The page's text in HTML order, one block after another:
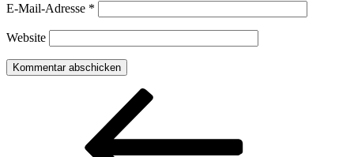
E-Mail-Adresse *
Website
Beitragsnavigation